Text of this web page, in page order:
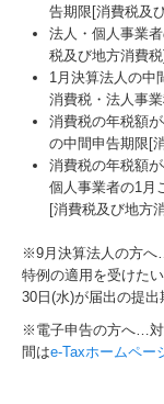
告期限[消費税及
法人・個人事業
税及び地方消費税]
1月決算法人の中
消費税・法人事
消費税の年税額
の中間申告期限[
消費税の年税額
個人事業者の1月
[消費税及び地方
※9月決算法人の方
特例の適用を受けた
30日(水)が届出の提出
※電子申告の方へ…対
間はe-Taxホームペー